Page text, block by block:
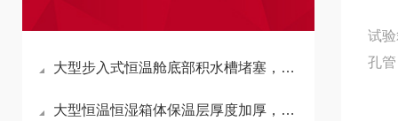
大型步入式恒温舱底部积水槽堵塞，会反向拉高箱内湿度吗？
大型恒温恒湿箱体保温层厚度加厚，会延长升降温时长吗？
试
孔